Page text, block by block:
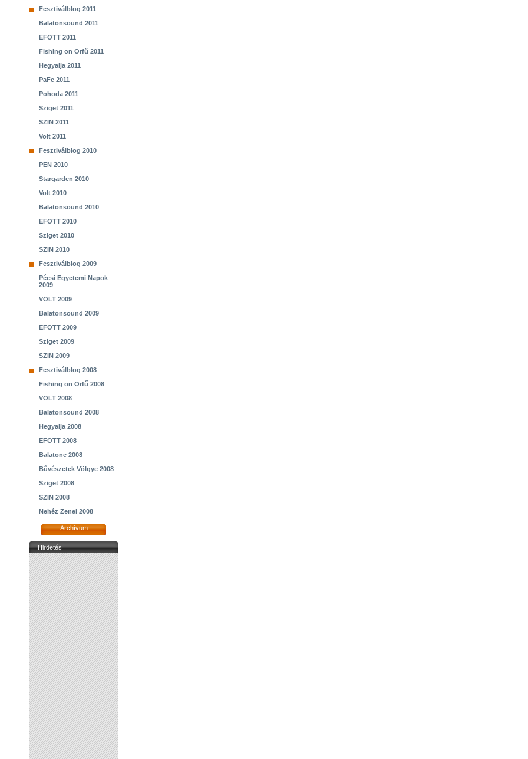
Fesztiválblog 2011
Balatonsound 2011
EFOTT 2011
Fishing on Orfű 2011
Hegyalja 2011
PaFe 2011
Pohoda 2011
Sziget 2011
SZIN 2011
Volt 2011
Fesztiválblog 2010
PEN 2010
Stargarden 2010
Volt 2010
Balatonsound 2010
EFOTT 2010
Sziget 2010
SZIN 2010
Fesztiválblog 2009
Pécsi Egyetemi Napok
2009
VOLT 2009
Balatonsound 2009
EFOTT 2009
Sziget 2009
SZIN 2009
Fesztiválblog 2008
Fishing on Orfű 2008
VOLT 2008
Balatonsound 2008
Hegyalja 2008
EFOTT 2008
Balatone 2008
Bűvészetek Völgye 2008
Sziget 2008
SZIN 2008
Nehéz Zenei 2008
Archívum
Hirdetés